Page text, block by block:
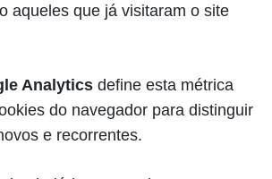
aqueles que já visitaram o site
Analytics define esta métrica
do navegador para distinguir
e recorrentes.